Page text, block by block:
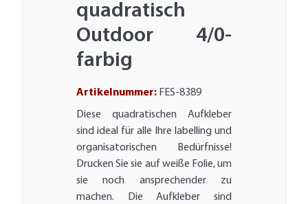
quadratisch
Outdoor 4/0-
farbig
Artikelnummer: FES-8389
Diese quadratischen Aufkleber
sind ideal für alle Ihre labelling und
organisatorischen Bedürfnisse!
Drucken Sie sie auf weiße Folie, um
sie noch ansprechender zu
machen. Die Aufkleber sind